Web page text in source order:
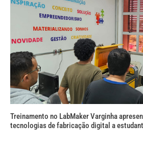
Treinamento no LabMaker Varginha
tecnologias de fabricação digital a